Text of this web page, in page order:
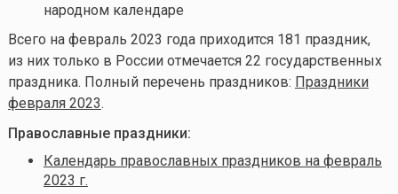
народном календаре
Всего на февраль 2023 года приходится 181 праздник,
из них только в России отмечается 22 государственных
праздника. Полный перечень праздников: Праздники
февраля 2023.
Православные праздники:
Календарь православных праздников на февраль
2023 г.